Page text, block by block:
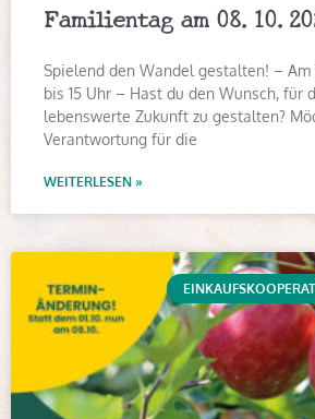
Familientag am
Spielend den Wandel gestalten! – Am
bis 15 Uhr – Hast du den Wunsch, für
lebenswerte Zukunft zu gestalten?
Verantwortung für die
WEITERLESEN »